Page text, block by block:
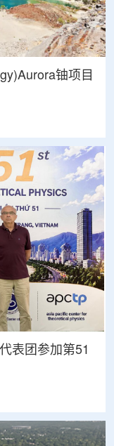
铀项目
表团参加第51